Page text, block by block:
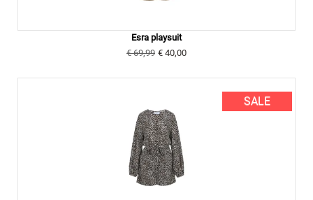
Esra playsuit
€ 69,99 € 40,00
SALE